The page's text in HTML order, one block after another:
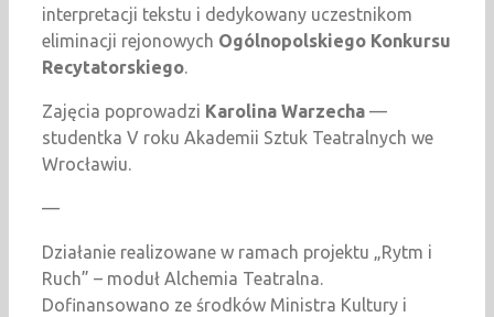
interpretacji tekstu i dedykowany uczestnikom
eliminacji rejonowych Ogólnopolskiego Konkursu
Recytatorskiego.
Zajęcia poprowadzi Karolina Warzecha —
studentka V roku Akademii Sztuk Teatralnych we
Wrocławiu.
—
Działanie realizowane w ramach projektu „Rytm i
Ruch” – moduł Alchemia Teatralna.
Dofinansowano ze środków Ministra Kultury i